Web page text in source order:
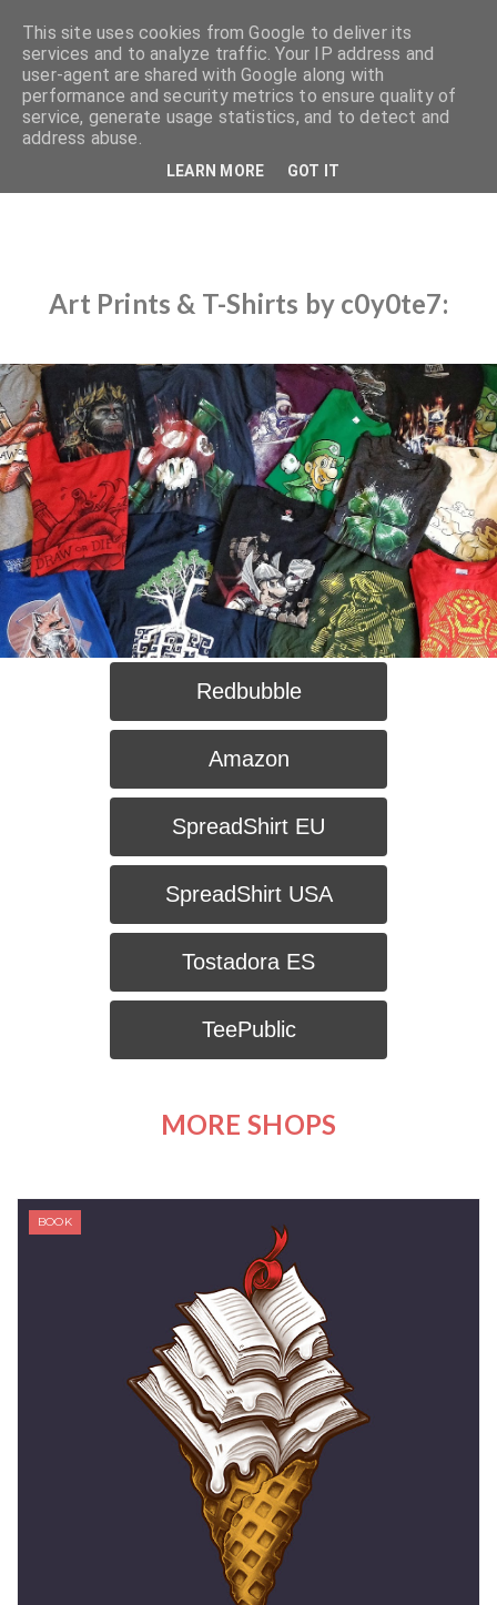
Art Prints & T-Shirts by c0y0te7:
MORE SHOPS
BOOK
This site uses cookies from Google to deliver its
services and to analyze traffic. Your IP address and
user-agent are shared with Google along with
performance and security metrics to ensure quality of
service, generate usage statistics, and to detect and
address abuse.
LEARN MORE GOT IT